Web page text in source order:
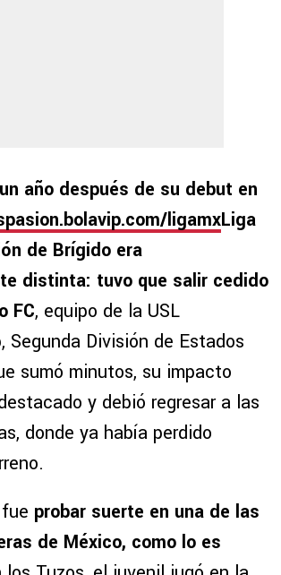
un año después de su debut en
ligamxLiga
de Brígido era
distinta: tuvo que salir cedido
FC, equipo de la USL
Segunda División de Estados
sumó minutos, su impacto
y debió regresar a las
donde ya había perdido
probar suerte en una de las
de México, como lo es